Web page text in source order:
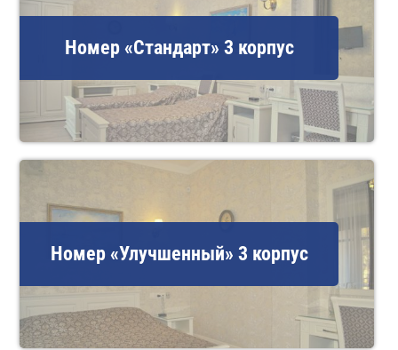
Номер «Стандарт» 3 корпус
Номер «Улучшенный» 3 корпус